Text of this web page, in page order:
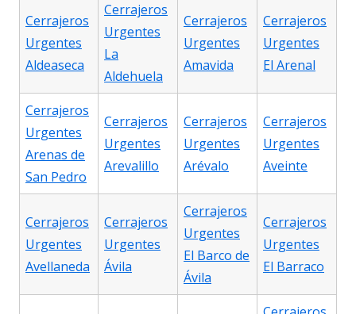
Cerrajeros
Urgentes
Aldeaseca
Cerrajeros
Urgentes
La
Aldehuela
Cerrajeros
Urgentes
Amavida
Cerrajeros
Urgentes
El Arenal
Cerrajeros
Urgentes
Arenas de
San Pedro
Cerrajeros
Urgentes
Arevalillo
Cerrajeros
Urgentes
Arévalo
Cerrajeros
Urgentes
Aveinte
Cerrajeros
Urgentes
Avellaneda
Cerrajeros
Urgentes
Ávila
Cerrajeros
Urgentes
El Barco de
Ávila
Cerrajeros
Urgentes
El Barraco